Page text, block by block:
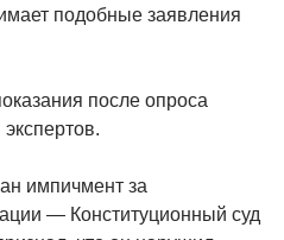
подобные заявления
после опроса
импичмент за
— Конституционный суд